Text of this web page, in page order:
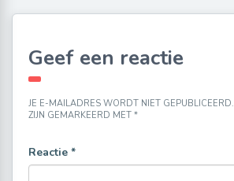
Geef een reactie
JE E-MAILADRES WORDT NIET GEPUBLICEERD.
ZIJN GEMARKEERD MET *
Reactie *